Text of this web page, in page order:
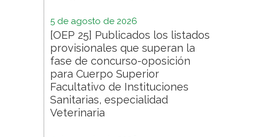
5 de agosto de 2026
[OEP 25] Publicados los listados
provisionales que superan la
fase de concurso-oposición
para Cuerpo Superior
Facultativo de Instituciones
Sanitarias, especialidad
Veterinaria